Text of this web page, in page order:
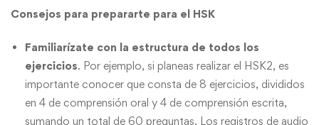
Consejos para prepararte para el HSK
Familiarízate con la estructura de todos los
ejercicios. Por ejemplo, si planeas realizar el HSK2, es
importante conocer que consta de 8 ejercicios, divididos
en 4 de comprensión oral y 4 de comprensión escrita,
sumando un total de 60 preguntas. Los registros de audio